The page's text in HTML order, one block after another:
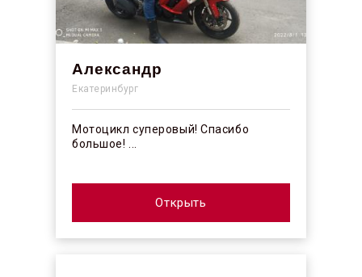
Александр
Екатеринбург
Мотоцикл суперовый! Спасибо
большое! ...
Открыть